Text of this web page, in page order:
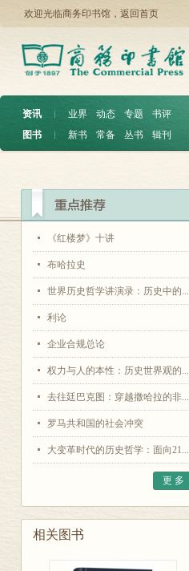
欢迎光临商务印书馆， 返回首页
资讯 ︱ 业界 动态 专题
书评
图书
︱ 新书 常备 丛书 辑刊
《红楼梦》十讲
布哈拉史
世界历史哲学讲演录：历史中的...
利论
企业合规总论
权力与人的本性：历史世界观的...
去往廷巴克图：穿越撒哈拉的非...
罗马共和国的社会冲突
大变革时代的历史哲学：面向21...
更 多
相关图书